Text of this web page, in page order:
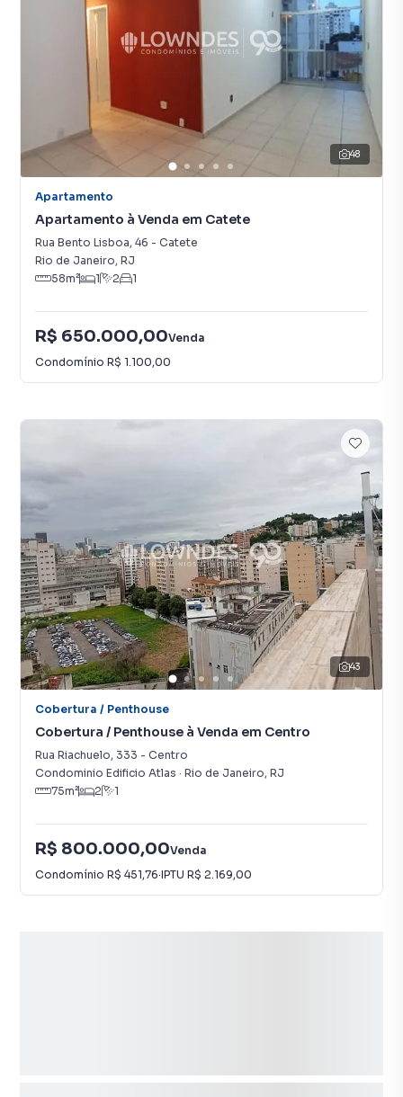
48
Apartamento
Apartamento à Venda em Catete
Rua Bento Lisboa, 46 - Catete
Rio de Janeiro, RJ
58m² 1 2 1
R$ 650.000,00Venda
Condomínio R$ 1.100,00
43
Cobertura / Penthouse
Cobertura / Penthouse à Venda em Centro
Rua Riachuelo, 333 - Centro
Condominio Edificio Atlas · Rio de Janeiro, RJ
75m² 2 1
R$ 800.000,00Venda
Condomínio R$ 451,76·IPTU R$ 2.169,00